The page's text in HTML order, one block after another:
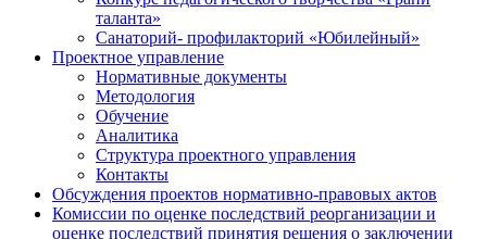
таланта»
Санаторий- профилакторий «Юбилейный»
Проектное управление
Нормативные документы
Методология
Обучение
Аналитика
Структура проектного управления
Контакты
Обсуждения проектов нормативно-правовых актов
Комиссии по оценке последствий реорганизации и
оценке последствий принятия решения о заключении